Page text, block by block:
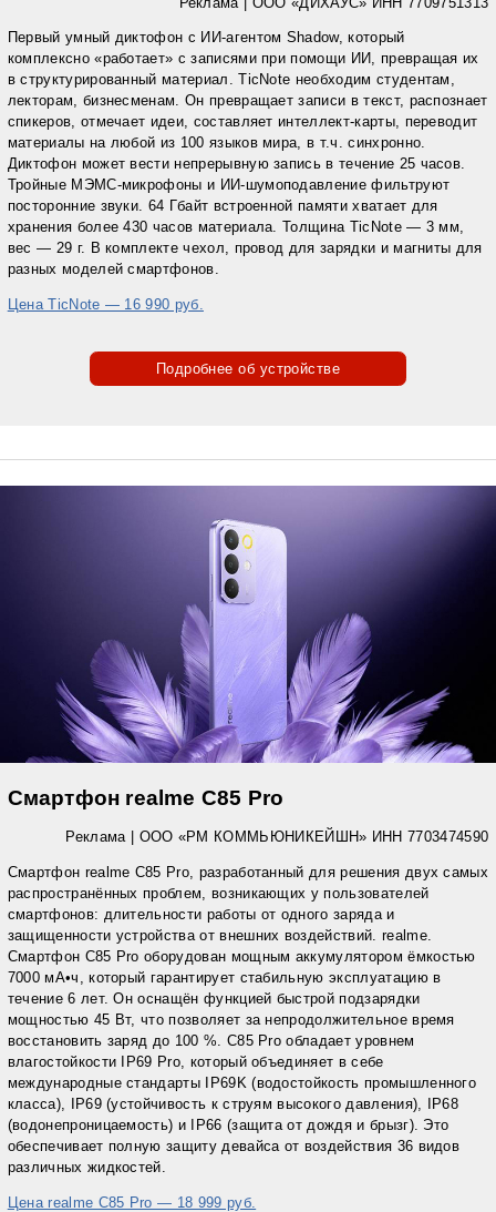
Первый умный диктофон с ИИ-агентом Shadow, который
комплексно «работает» с записями при помощи ИИ, превращая их
в структурированный материал. TicNote необходим студентам,
лекторам, бизнесменам. Он превращает записи в текст, распознает
спикеров, отмечает идеи, составляет интеллект-карты, переводит
материалы на любой из 100 языков мира, в т.ч. синхронно.
Диктофон может вести непрерывную запись в течение 25 часов.
Тройные МЭМС-микрофоны и ИИ-шумоподавление фильтруют
посторонние звуки. 64 Гбайт встроенной памяти хватает для
хранения более 430 часов материала. Толщина TicNote — 3 мм,
вес — 29 г. В комплекте чехол, провод для зарядки и магниты для
разных моделей смартфонов.
Цена TicNote — 16 990 руб.
Подробнее об устройстве
Смартфон realme C85 Pro
Реклама | ООО «РМ КОММЬЮНИКЕЙШН» ИНН 7703474590
Смартфон realme C85 Pro, разработанный для решения двух самых
распространённых проблем, возникающих у пользователей
смартфонов: длительности работы от одного заряда и
защищенности устройства от внешних воздействий. realme.
Смартфон C85 Pro оборудован мощным аккумулятором ёмкостью
7000 мА•ч, который гарантирует стабильную эксплуатацию в
течение 6 лет. Он оснащён функцией быстрой подзарядки
мощностью 45 Вт, что позволяет за непродолжительное время
восстановить заряд до 100 %. C85 Pro обладает уровнем
влагостойкости IP69 Pro, который объединяет в себе
международные стандарты IP69K (водостойкость промышленного
класса), IP69 (устойчивость к струям высокого давления), IP68
(водонепроницаемость) и IP66 (защита от дождя и брызг). Это
обеспечивает полную защиту девайса от воздействия 36 видов
различных жидкостей.
Цена realme C85 Pro — 18 999 руб.